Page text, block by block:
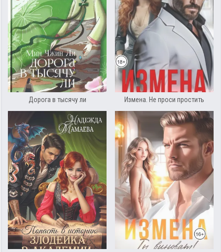
Дорога в тысячу ли Измена. Не проси простить